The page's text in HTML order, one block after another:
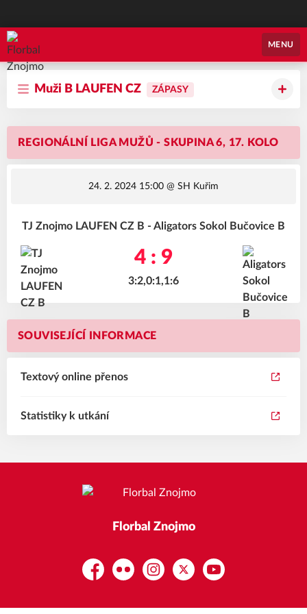
Florbal Znojmo
MENU
Muži B LAUFEN CZ ZÁPASY
REGIONÁLNÍ LIGA MUŽŮ - SKUPINA 6, 17. KOLO
24. 2. 2024 15:00 @ SH Kuřim
TJ Znojmo LAUFEN CZ B - Aligators Sokol Bučovice B
4 : 9
3:2,0:1,1:6
SOUVISEJÍCÍ INFORMACE
Textový online přenos
Statistiky k utkání
Florbal Znojmo
FacebookFlickr InstagramPlatform X
YouTube